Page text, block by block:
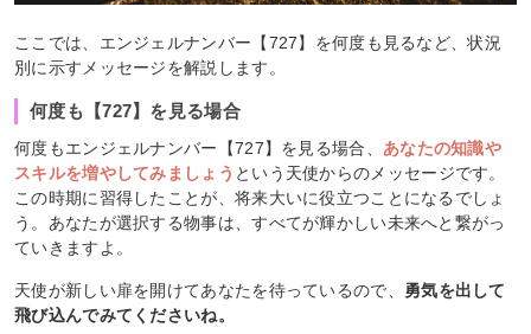
ここでは、エンジェルナンバー【727】を何度も見るなど、状況
別に示すメッセージを解説します。
何度も【727】を見る場合
何度もエンジェルナンバー【727】を見る場合、 あなたの知識や
スキルを増やしてみましょう という天使からのメッセージです。
この時期に習得したことが、将来大いに役立つことになるでしょ
う。あなたが選択する物事は、すべてが輝かしい未来へと繋がっ
ていきますよ。
天使が新しい扉を開けてあなたを待っているので、 勇気を出して
飛び込んでみてくださいね。